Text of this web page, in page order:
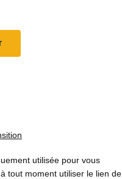
utilisée pour vous
tout moment utiliser le lien de